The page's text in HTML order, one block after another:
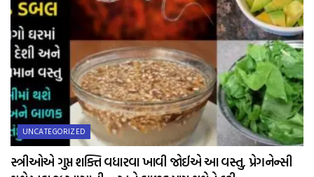
UNCATEGORIZED
સ્ત્રીઓએ ગુપ્ત શક્તિ વધારવા ખાવી જોઈએ આ વસ્તુ, પ્રેગનેન્સી